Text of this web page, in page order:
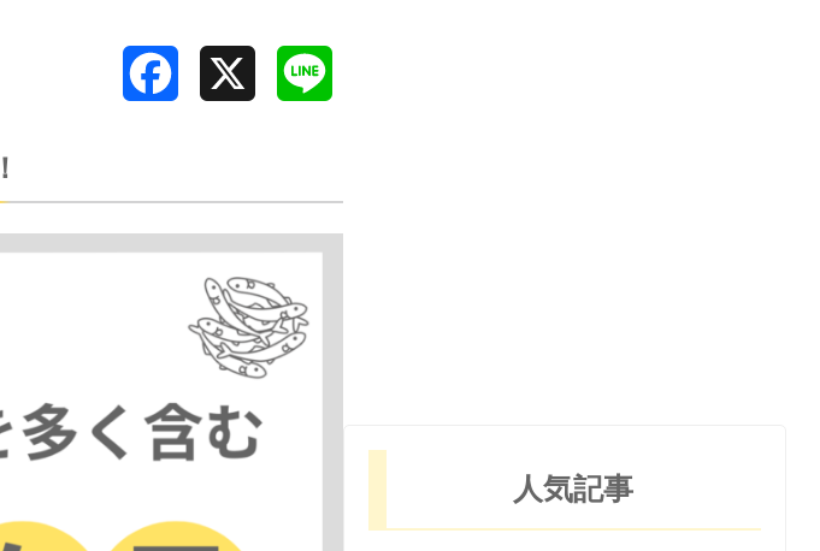
Facebook
人気記事